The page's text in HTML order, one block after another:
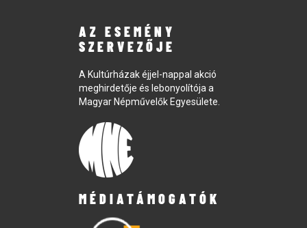
AZ ESEMÉNY
SZERVEZŐJE
A Kultúrházak éjjel-nappal akció
meghirdetője és lebonyolítója a
Magyar Népművelők Egyesülete.
MÉDIATÁMOGATÓK